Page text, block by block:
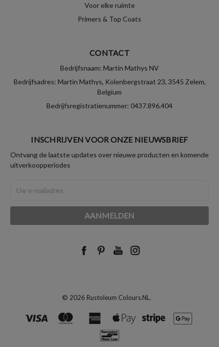
Voor elke ruimte
Primers & Top Coats
CONTACT
Bedrijfsnaam: Martin Mathys NV
Bedrijfsadres: Martin Mathys, Kolenbergstraat 23, 3545 Zelem,
Belgium
Bedrijfsregistratienummer: 0437.896.404
INSCHRIJVEN VOOR ONZE NIEUWSBRIEF
Ontvang de laatste updates over nieuwe producten en komende
uitverkoopperiodes
mailadres
© 2026 Rustoleum Colours.NL.